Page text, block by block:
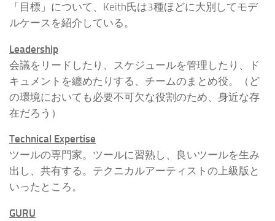
「目標」について、Keith氏は3種ほどに大別してモデ
ルケースを紹介している。
Leadership
会議をリードしたり、スケジュールを管理したり、ド
キュメントを纏めたりする、チームのまとめ役。（ど
の環境においても必要不可欠な役割のため、身近な存
在だろう）
Technical Expertise
ツールの専門家。ツールに習熟し、良いツールを生み
出し、共有する。テクニカルアーティストの上級版と
いったところ。
GURU